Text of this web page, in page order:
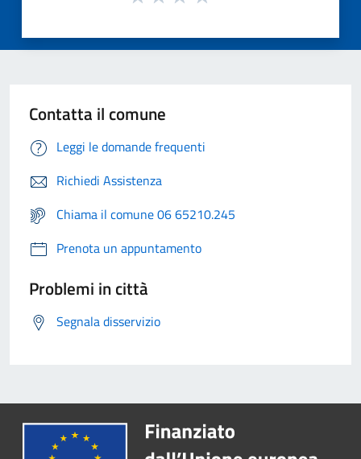
Contatta il comune
Leggi le domande frequenti
Richiedi Assistenza
Chiama il comune 06 65210.245
Prenota un appuntamento
Problemi in città
Segnala disservizio